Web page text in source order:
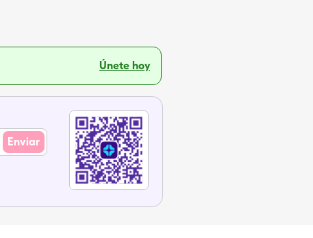
Únete hoy
Enviar